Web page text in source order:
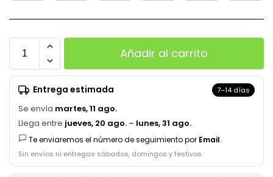
Añadir al carrito
Entrega estimada 7–14 días
Se envía martes, 11 ago.
Llega entre jueves, 20 ago. – lunes, 31 ago.
Te enviaremos el número de seguimiento por Email.
Sin envíos ni entregas sábados, domingos y festivos.